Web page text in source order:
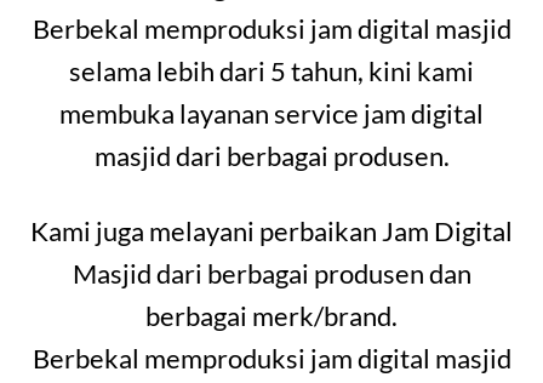
Berbekal memproduksi jam digital masjid
selama lebih dari 5 tahun, kini kami
membuka layanan service jam digital
masjid dari berbagai produsen.
Kami juga melayani perbaikan Jam Digital
Masjid dari berbagai produsen dan
berbagai merk/brand.
Berbekal memproduksi jam digital masjid